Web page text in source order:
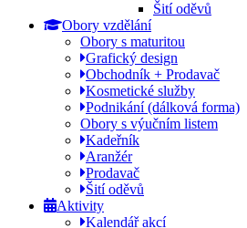
Šití oděvů
Obory vzdělání
Obory s maturitou
Grafický design
Obchodník + Prodavač
Kosmetické služby
Podnikání (dálková forma)
Obory s výučním listem
Kadeřník
Aranžér
Prodavač
Šití oděvů
Aktivity
Kalendář akcí